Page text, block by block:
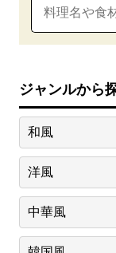
ジャンルから
和風
洋風
中華風